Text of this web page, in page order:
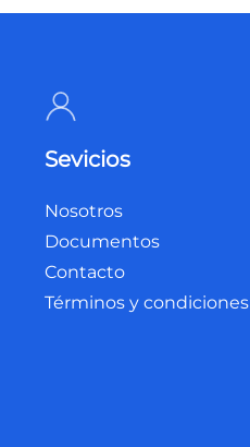
Sevicios
Nosotros
Documentos
Contacto
Términos y condiciones